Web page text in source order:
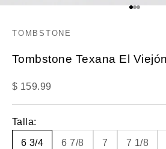
Ir al
Ir al
Ir al
TOMBSTONE
Tombstone Texana El
Precio de oferta
$ 159.99
Talla:
6 3/4 6 7/8 7 7 1/8